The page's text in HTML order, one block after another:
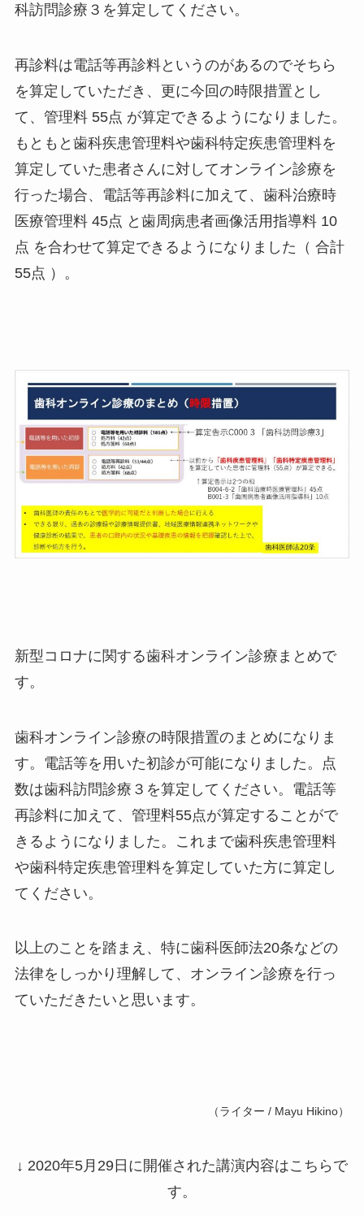
科訪問診療３を算定してください。
再診料は電話等再診料というのがあるのでそちら
を算定していただき、更に今回の時限措置とし
て、管理料 55点 が算定できるようになりました。
もともと歯科疾患管理料や歯科特定疾患管理料を
算定していた患者さんに対してオンライン診療を
行った場合、電話等再診料に加えて、歯科治療時
医療管理料 45点 と歯周病患者画像活用指導料 10
点 を合わせて算定できるようになりました（ 合計
55点 ）。
新型コロナに関する歯科オンライン診療まとめで
す。
歯科オンライン診療の時限措置のまとめになりま
す。電話等を用いた初診が可能になりました。点
数は歯科訪問診療３を算定してください。電話等
再診料に加えて、管理料55点が算定することがで
きるようになりました。これまで歯科疾患管理料
や歯科特定疾患管理料を算定していた方に算定し
てください。
以上のことを踏まえ、特に歯科医師法20条などの
法律をしっかり理解して、オンライン診療を行っ
ていただきたいと思います。
（ライター / Mayu Hikino）
↓ 2020年5月29日に開催された講演内容はこちらで
す。